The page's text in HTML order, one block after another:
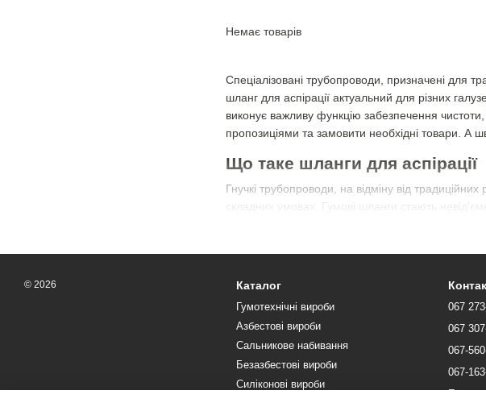
Спеціалізовані трубопроводи, призначені для
шланг для аспірації актуальний для різних
виконує важливу функцію забезпечення
пропозиціями та замовити необхідні товари. А
Що таке шланги для аспірації
Гнучкі трубопроводи, на відміну від
складних умовах. Гумові шланги стають
Вони можуть бути задіяні як у промислових,
Робочі середовища та сфери
Завдяки своїй універсальності та широкому
Немає товарів
© 2026 Каталог
Гумотехнічні вироби
Азбестові вироби
Сальникове набивання
Безазбестові вироби
Силіконові вироби
067
067
067-
067-